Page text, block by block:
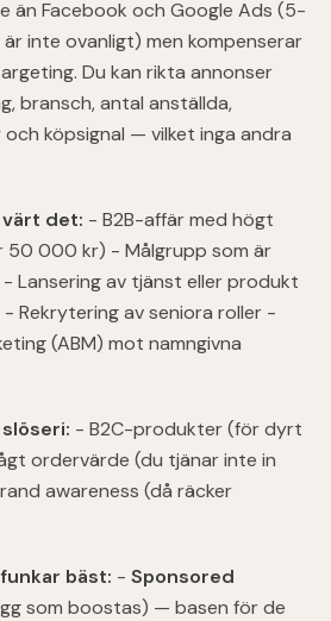
än Facebook och Google Ads (5-
är inte ovanligt) men kompenserar
Du kan rikta annonser
bransch, antal anställda,
köpsignal — vilket inga andra
värt det: - B2B-affär med högt
50 000 kr) - Målgrupp som är
Lansering av tjänst eller produkt
Rekrytering av seniora roller -
(ABM) mot namngivna
- B2C-produkter (för dyrt
ordervärde (du tjänar inte in
awareness (då räcker
bäst: - Sponsored
som boostas) — basen för de